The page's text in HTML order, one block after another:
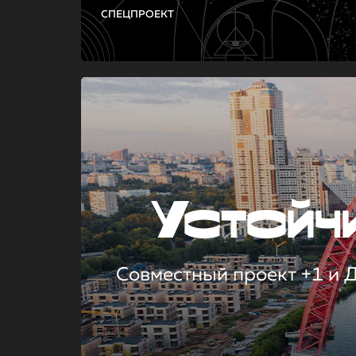
СПЕЦПРОЕКТ
Совместный проект +1 и